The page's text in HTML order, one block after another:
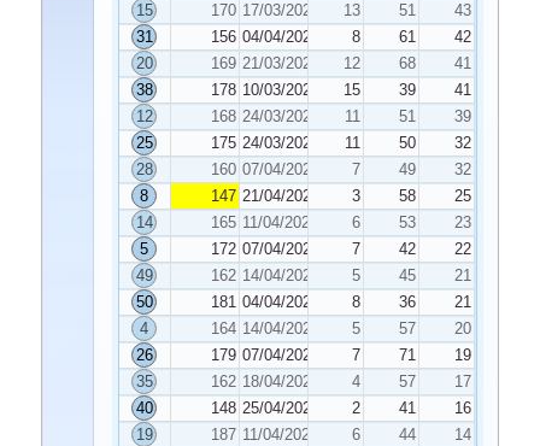
15
170 17/03/2023 13 51
43
31
156 04/04/2023 8 61
42
20
169 21/03/2023 12 68
41
38
178 10/03/2023 15 39
41
12
168 24/03/2023 11 51
39
25
175 24/03/2023 11 50
32
28
160 07/04/2023 7 49
32
8
147 21/04/2023 3 58
25
14
165 11/04/2023 6 53
23
5
172 07/04/2023 7 42
22
49
162 14/04/2023 5 45
21
50
181 04/04/2023 8 36
21
4
164 14/04/2023 5 57
20
26
179 07/04/2023 7 71
19
35
162 18/04/2023 4 57
17
40
148 25/04/2023 2 41
16
19
187 11/04/2023 6 44
14